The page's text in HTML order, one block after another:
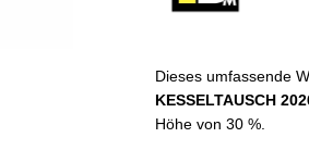
Dieses umfassende
KESSELTAUSCH
Höhe von 30 %.